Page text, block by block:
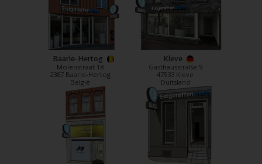
Baarle-Hertog
Molenstraat 18
2387 Baarle-Hertog
België
Kleve
Gasthausstraße 9
47533 Kleve
Duitsland